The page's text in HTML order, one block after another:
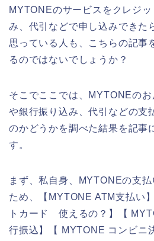
MYTONEのサービスをクレジ
み、代引などで申し込みできた
思っている人も、こちらの記事
るのではないでしょうか？
そこでここでは、MYTONEの
や銀行振り込み、代引などの支
のかどうかを調べた結果を記事
す。
まず、私自身、MYTONEの支
ため、【MYTONE ATM支払い
トカード 使えるの？】【
行振込】【 MYTONE コンビニ